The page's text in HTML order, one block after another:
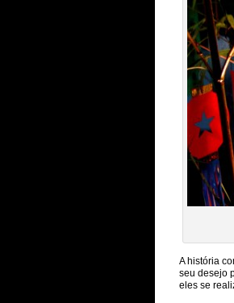
A história
seu desejo
eles se